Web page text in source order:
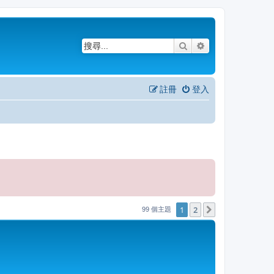
搜尋
登入
註冊
99 個主題 1 2